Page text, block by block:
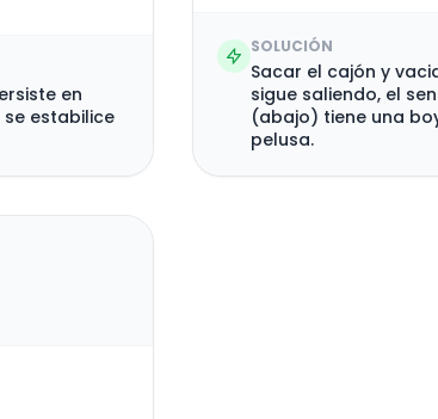
en
estabilice
SOLUCIÓN
Sacar el cajón y
sigue saliendo, el
(abajo) tiene una
pelusa.